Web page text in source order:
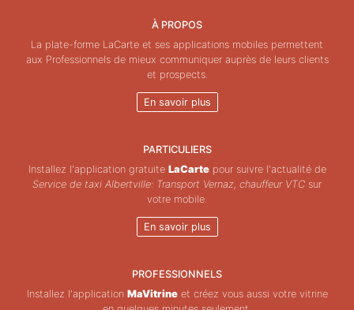
À PROPOS
La plate-forme LaCarte et ses applications mobiles permettent
aux Professionnels de mieux communiquer auprès de leurs clients
et prospects.
En savoir plus
PARTICULIERS
Installez l'application gratuite LaCartepour suivre l'actualité de
Service de taxi Albertville: Transport Vernaz, chauffeur VTC sur
votre mobile.
En savoir plus
PROFESSIONNELS
Installez l'application MaVitrineet créez vous aussi votre vitrine